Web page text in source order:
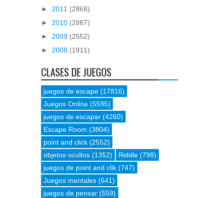
► 2011 (2868)
► 2010 (2867)
► 2009 (2552)
► 2008 (1911)
CLASES DE JUEGOS
juegos de escape (17816)
Juegos Online (5595)
juegos de escapar (4260)
Escape Room (3804)
point and click (2552)
objetos ocultos (1352) Riddle (798)
juegos de point and clik (747)
Juegos mentales (641)
juegos de pensar (559)